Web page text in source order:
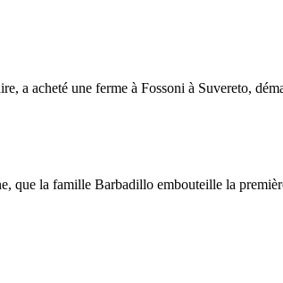
a acheté une ferme à Fossoni à Suvereto,
que la famille Barbadillo embouteille la